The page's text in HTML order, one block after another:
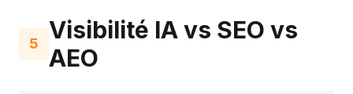
5
Visibilité IA vs SEO vs
AEO